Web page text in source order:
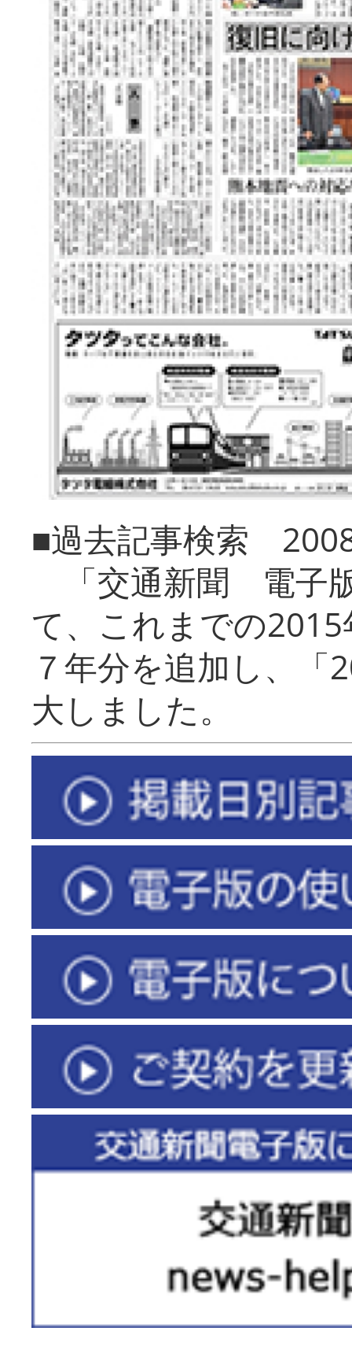
■過去記事検索
「交通新聞 電子
て、これまでの
７年分を追加し、「
大しまし